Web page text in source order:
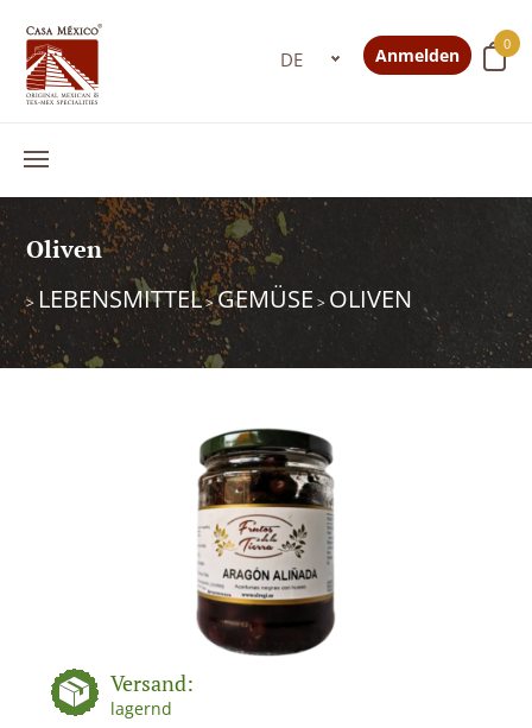
0
Anmelden
Oliven
> LEBENSMITTEL>GEMÜSE > OLIVEN
Versand:
lagernd